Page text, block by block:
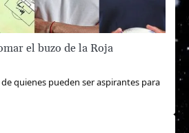
el buzo de la Roja
quienes pueden ser aspirantes para